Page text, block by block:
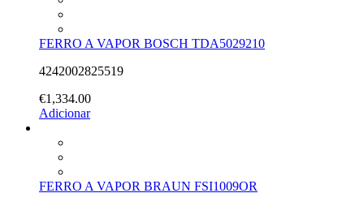
FERRO A VAPOR BOSCH TDA5029210
4242002825519
€1,334.00
Adicionar
FERRO A VAPOR BRAUN FSI1009OR